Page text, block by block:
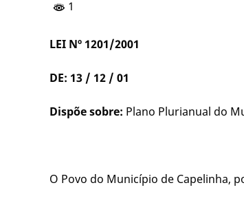
1
LEI Nº 1201/2001
DE: 13 / 12 / 01
Dispõe sobre: Plano Plurianual do
O Povo do Município de Capelinha,